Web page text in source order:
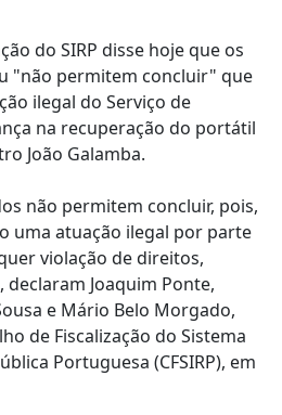
do SIRP disse hoje que os
"não permitem concluir" que
ilegal do Serviço de
na recuperação do portátil
João Galamba.
não permitem concluir, pois,
uma atuação ilegal por parte
violação de direitos,
Joaquim Ponte,
e Mário Belo Morgado,
de Fiscalização do Sistema
Portuguesa (CFSIRP), em